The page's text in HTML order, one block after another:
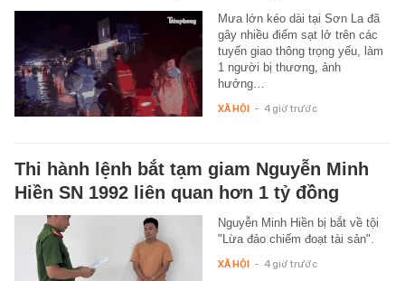
Mưa lớn kéo dài tại Sơn La đã
gây nhiều điểm sạt lở trên các
tuyến giao thông trọng yếu, làm
1 người bị thương, ảnh
hưởng…
XÃ HỘI - 4 giờ trước
Thi hành lệnh bắt tạm giam Nguyễn Minh
Hiền SN 1992 liên quan hơn 1 tỷ đồng
Nguyễn Minh Hiền bị bắt về tội
"Lừa đảo chiếm đoạt tài sản".
XÃ HỘI - 4 giờ trước